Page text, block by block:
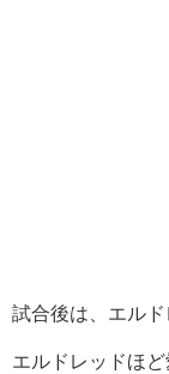
試合後は、エルド
エルドレッドほ